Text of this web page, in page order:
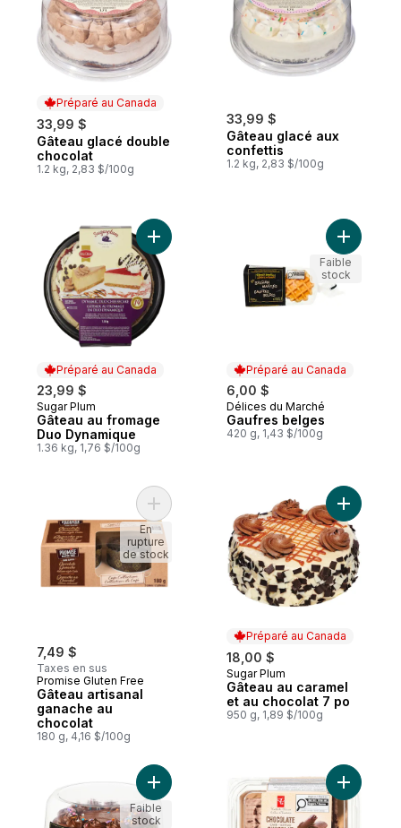
Préparé au Canada
33,99 $
Préparé au Canada
Gâteau glacé double
chocolat
1.2 kg, 2,83 $/100g
33,99 $
Gâteau glacé aux
confettis
1.2 kg, 2,83 $/100g
Préparé au Canada
23,99 $
Préparé au Canada
Sugar Plum
Gâteau au fromage
Duo Dynamique
1.36 kg, 1,76 $/100g
Ajouter Gâteau au fromage Duo
Préparé au Canada
6,00 $
Préparé au Canada
Délices du Marché
Gaufres belges
420 g, 1,43 $/100g
Ajouter
Faible
stock
7,49 $
Taxes en sus
Promise Gluten Free
Gâteau artisanal
ganache au
chocolat
180 g, 4,16 $/100g
Ajouter Gâteau artisanal ganache au
En
rupture
de stock
Préparé au Canada
18,00 $
Préparé au Canada
Sugar Plum
Gâteau au caramel
et au chocolat 7 po
950 g, 1,89 $/100g
Ajouter
Ajouter Gâteau au chocolat au panier
Faible
stock
Ajouter